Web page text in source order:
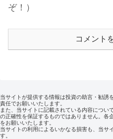
ぞ！）
コメント
当サイトが提供する情報は投資の助言・勧誘
責任でお願いいたします。
また、当サイトに記載されている内容につい
の正確性を保証するものではありません。各
をお願いいたします。
当サイトの利用によるいかなる損害も、当サ
す。